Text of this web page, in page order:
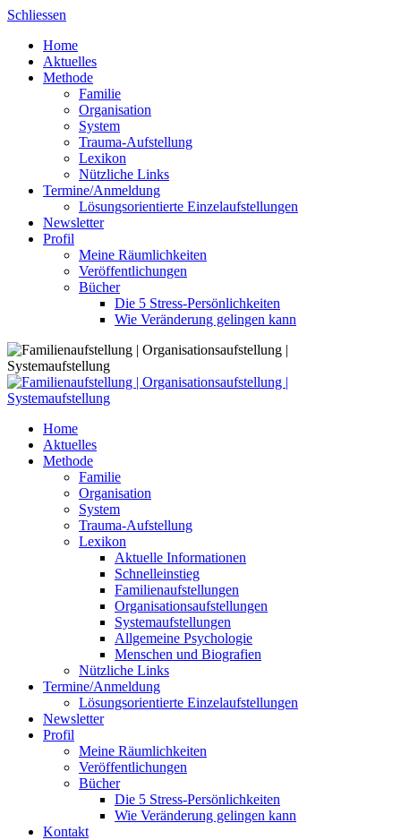
Skip
content
Schliessen
Home
Aktuelles
Methode
Familie
Organisation
System
Trauma-Aufstellung
Lexikon
Nützliche Links
Termine/Anmeldung
Lösungsorientierte Einzelaufstellungen
Newsletter
Profil
Meine Räumlichkeiten
Veröffentlichungen
Bücher
Die 5 Stress-Persönlichkeiten
Wie Veränderung gelingen kann
Home
Aktuelles
Methode
Familie
Organisation
System
Trauma-Aufstellung
Lexikon
Aktuelle Informationen
Schnelleinstieg
Familienaufstellungen
Organisationsaufstellungen
Systemaufstellungen
Allgemeine Psychologie
Menschen und Biografien
Nützliche Links
Termine/Anmeldung
Lösungsorientierte Einzelaufstellungen
Newsletter
Profil
Meine Räumlichkeiten
Veröffentlichungen
Bücher
Die 5 Stress-Persönlichkeiten
Wie Veränderung gelingen kann
Kontakt